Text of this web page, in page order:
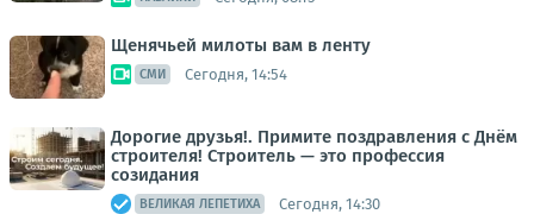
Щенячьей милоты вам в ленту
СМИ Сегодня, 14:54
Дорогие друзья!. Примите поздравления с Днём
строителя! Строитель — это профессия
созидания
ВЕЛИКАЯ ЛЕПЕТИХА Сегодня, 14:30